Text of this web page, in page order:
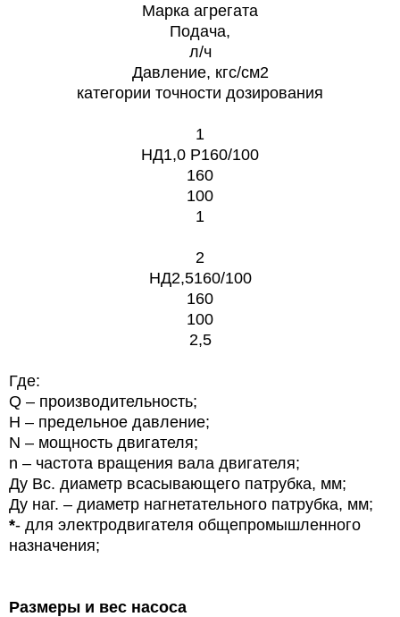
Марка агрегата
Подача,
л/ч
Давление, кгс/см2
категории точности дозирования
1
НД1,0 Р160/100
160
100
1
2
НД2,5160/100
160
100
2,5
Где:
Q – производительность;
Н – предельное давление;
N – мощность двигателя;
n – частота вращения вала двигателя;
Ду Вс. диаметр всасывающего патрубка, мм;
Ду наг. – диаметр нагнетательного патрубка, мм;
*- для электродвигателя общепромышленного
назначения;
Размеры и вес насоса